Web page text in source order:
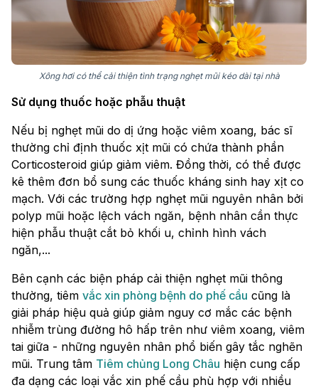
Xông hơi có thể cải thiện tình trạng nghẹt mũi kéo dài tại nhà
Sử dụng thuốc hoặc phẫu thuật
Nếu bị nghẹt mũi do dị ứng hoặc viêm xoang, bác sĩ
thường chỉ định thuốc xịt mũi có chứa thành phần
Corticosteroid giúp giảm viêm. Đồng thời, có thể được
kê thêm đơn bổ sung các thuốc kháng sinh hay xịt co
mạch. Với các trường hợp nghẹt mũi nguyên nhân bởi
polyp mũi hoặc lệch vách ngăn, bệnh nhân cần thực
hiện phẫu thuật cắt bỏ khối u, chỉnh hình vách
ngăn,...
Bên cạnh các biện pháp cải thiện nghẹt mũi thông
thường, tiêm vắc xin phòng bệnh do phế cầu cũng là
giải pháp hiệu quả giúp giảm nguy cơ mắc các bệnh
nhiễm trùng đường hô hấp trên như viêm xoang, viêm
tai giữa - những nguyên nhân phổ biến gây tắc nghẽn
mũi. Trung tâm Tiêm chủng Long Châu hiện cung cấp
đa dạng các loại vắc xin phế cầu phù hợp với nhiều